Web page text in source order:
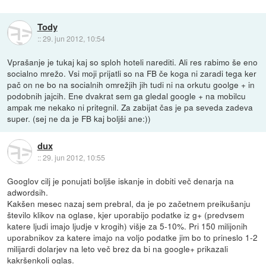
Tody
::29. jun 2012, 10:54
Vprašanje je tukaj kaj so sploh hoteli narediti. Ali res rabimo še eno
socialno mrežo. Vsi moji prijatli so na FB če koga ni zaradi tega ker
pač on ne bo na socialnih omrežjih jih tudi ni na orkutu goolge + in
podobnih jajcih. Ene dvakrat sem ga gledal google + na mobilcu
ampak me nekako ni pritegnil. Za zabijat čas je pa seveda zadeva
super. (sej ne da je FB kaj boljši ane:))
dux
::29. jun 2012, 10:55
Googlov cilj je ponujati boljše iskanje in dobiti več denarja na
adwordsih.
Kakšen mesec nazaj sem prebral, da je po začetnem preikušanju
število klikov na oglase, kjer uporabijo podatke iz g+ (predvsem
katere ljudi imajo ljudje v krogih) višje za 5-10%. Pri 150 milijonih
uporabnikov za katere imajo na voljo podatke jim bo to prineslo 1-2
milijardi dolarjev na leto več brez da bi na google+ prikazali
kakršenkoli oglas.